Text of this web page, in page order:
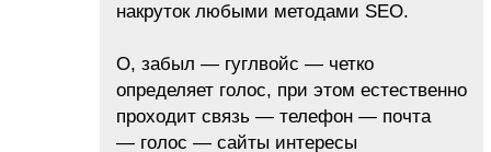
накруток любыми методами SEO.
О, забыл — гуглвойс — четко
определяет голос, при этом естественно
проходит связь — телефон — почта
— голос — сайты интересы